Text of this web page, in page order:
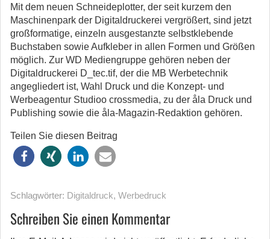
Mit dem neuen Schneideplotter, der seit kurzem den
Maschinenpark der Digitaldruckerei vergrößert, sind jetzt
großformatige, einzeln ausgestanzte selbstklebende
Buchstaben sowie Aufkleber in allen Formen und Größen
möglich. Zur WD Mediengruppe gehören neben der
Digitaldruckerei D_tec.tif, der die MB Werbetechnik
angegliedert ist, Wahl Druck und die Konzept- und
Werbeagentur Studioo crossmedia, zu der åla Druck und
Publishing sowie die åla-Magazin-Redaktion gehören.
Teilen Sie diesen Beitrag
Schlagwörter: Digitaldruck, Werbedruck
Schreiben Sie einen Kommentar